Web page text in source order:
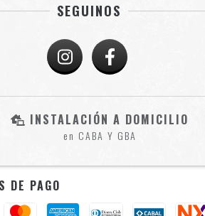
SEGUINOS
INSTALACIÓN A DOMICILIO
en CABA Y GBA
DE PAGO